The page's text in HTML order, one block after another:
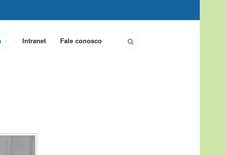
Intranet Fale conosco